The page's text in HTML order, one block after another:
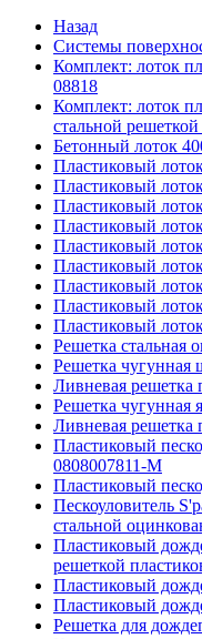
Назад
Системы
Комплект: лоток
08818
Комплект: лоток
стальной решеткой
Бетонный лоток
Пластиковый
Пластиковый
Пластиковый
Пластиковый
Пластиковый
Пластиковый
Пластиковый
Пластиковый
Пластиковый
Решетка стальная
Решетка чугунная
Ливневая решетка
Решетка чугунная
Ливневая решетка
Пластиковый
0808007811-М
Пластиковый
Пескоуловитель
стальной
Пластиковый
решеткой
Пластиковый
Пластиковый
Решетка для